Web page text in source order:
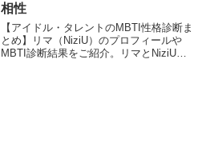
相性
【アイドル・タレントのMBTI性格診断ま
とめ】リマ（NiziU）のプロフィールや
MBTI診断結果をご紹介。リマとNiziUの